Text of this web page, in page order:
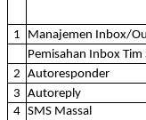
1 Manajemen Inbox/
Pemisahan Inbox Tim
2 Autoresponder
3 Autoreply
4 SMS Massal